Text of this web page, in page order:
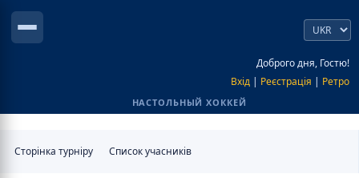
Доброго дня, Гостю!
Вхід | Реєстрація | Ретро
НАСТОЛЬНЫЙ ХОККЕЙ
Сторінка турніру Список учасників